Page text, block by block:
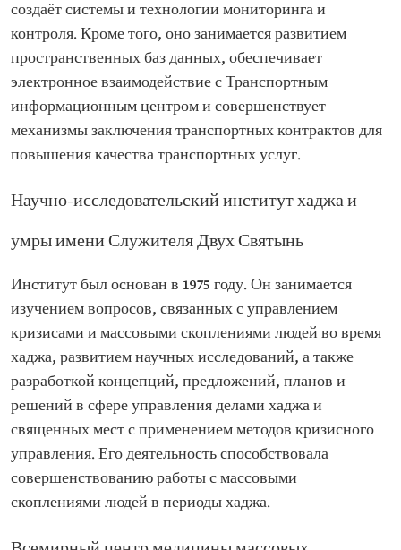
создаёт системы и технологии мониторинга и
контроля. Кроме того, оно занимается развитием
пространственных баз данных, обеспечивает
электронное взаимодействие с Транспортным
информационным центром и совершенствует
механизмы заключения транспортных контрактов для
повышения качества транспортных услуг.
Научно-исследовательский институт хаджа и
умры имени Служителя Двух Святынь
Институт был основан в 1975 году. Он занимается
изучением вопросов, связанных с управлением
кризисами и массовыми скоплениями людей во время
хаджа, развитием научных исследований, а также
разработкой концепций, предложений, планов и
решений в сфере управления делами хаджа и
священных мест с применением методов кризисного
управления. Его деятельность способствовала
совершенствованию работы с массовыми
скоплениями людей в периоды хаджа.